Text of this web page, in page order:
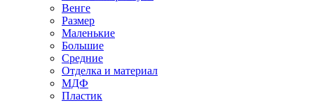
Венге
Размер
Маленькие
Большие
Средние
Отделка и материал
МДФ
Пластик